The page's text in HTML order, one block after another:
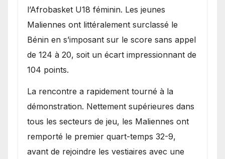
l’Afrobasket U18 féminin. Les jeunes
Maliennes ont littéralement surclassé le
Bénin en s’imposant sur le score sans appel
de 124 à 20, soit un écart impressionnant de
104 points.
La rencontre a rapidement tourné à la
démonstration. Nettement supérieures dans
tous les secteurs de jeu, les Maliennes ont
remporté le premier quart-temps 32-9,
avant de rejoindre les vestiaires avec une